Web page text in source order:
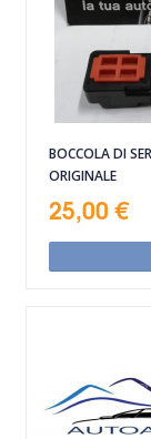
BOCCOLA DI
ORIGINALE
25,00 €